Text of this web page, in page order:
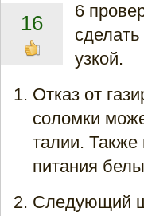
16
6
узкой.
Отказ от
соломки
талии. Также
питания
Следующий